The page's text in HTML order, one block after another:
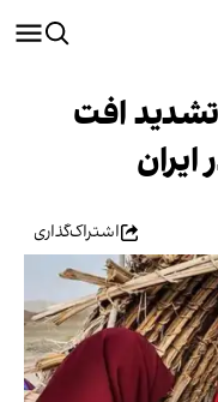
افت
اشتراک‌گذاری